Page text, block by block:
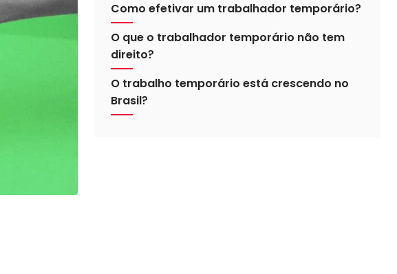
Como efetivar um trabalhador temporário?
O que o trabalhador temporário não tem
direito?
O trabalho temporário está crescendo no
Brasil?